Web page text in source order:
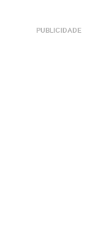
PUBLICIDADE